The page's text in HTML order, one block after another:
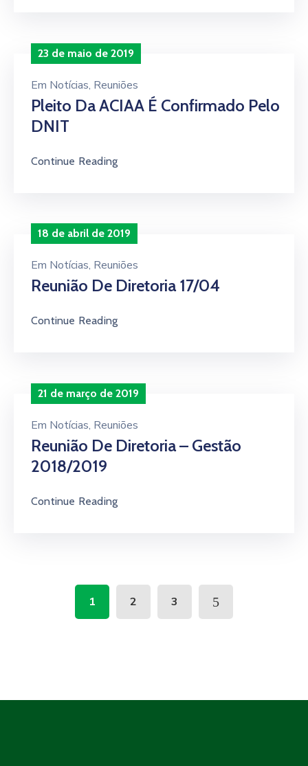
23 de maio de 2019
Em Notícias‚ Reuniões
Pleito Da ACIAA É Confirmado Pelo
DNIT
Continue Reading
18 de abril de 2019
Em Notícias‚ Reuniões
Reunião De Diretoria 17/04
Continue Reading
21 de março de 2019
Em Notícias‚ Reuniões
Reunião De Diretoria – Gestão
2018/2019
Continue Reading
1 2 3